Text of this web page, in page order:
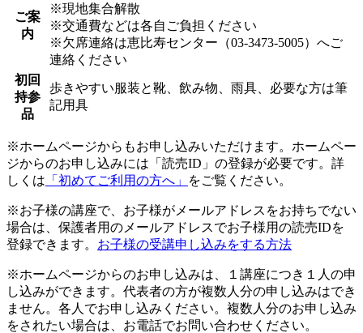
ご案
内
※現地集合解散
※交通費などは各自ご負担ください
※欠席連絡は恵比寿センター（03-3473-5005）へご
連絡ください
初回
持参
品
歩きやすい服装と靴、飲み物、雨具、必要な方は筆
記用具
※ホームページからもお申し込みいただけます。ホームペー
ジからのお申し込みには「読売ID」の登録が必要です。詳
しくは 「初めてご利用の方へ」 をご覧ください。
※お子様の講座で、お子様がメールアドレスをお持ちでない
場合は、保護者用のメールアドレスでお子様用の読売IDを
登録できます。 お子様の受講申し込みをする方法
※ホームページからのお申し込みは、１講座につき１人の申
し込みができます。代表者の方が複数人分の申し込みはでき
ません。各人でお申し込みください。複数人分のお申し込み
をされたい場合は、お電話でお問い合わせください。